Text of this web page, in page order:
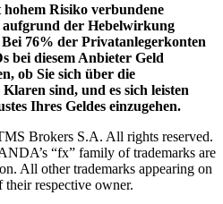
Risiko verbundene
aufgrund der Hebelwirkung
76% der Privatanlegerkonten
bei diesem Anbieter Geld
ob Sie sich über die
sind, und es sich leisten
Ihres Geldes einzugehen.
Brokers S.A. All rights reserved.
“fx” family of trademarks are
All other trademarks appearing on
their respective owner.